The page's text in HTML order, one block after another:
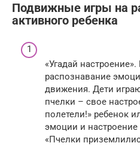
Подвижные игры на
активного ребенка
«Угадай
распознавание
движения. Дети
пчелки – свое
полетели!» ребенок
эмоции и
«Пчелки